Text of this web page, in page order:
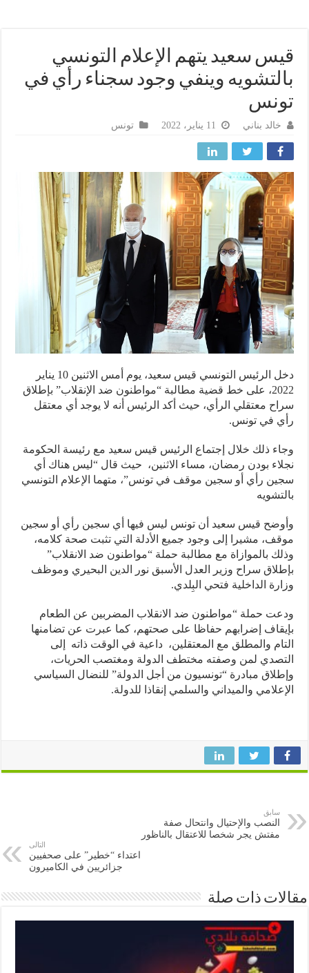
سعيد يتهم الإعلام التونسي
وينفي وجود سجناء رأي في
خالد بناني تونس
دخل الرئيس التونسي قيس سعيد، يوم أمس الاثنين 10 يناير
2022، على خط قضية مطالبة “مواطنون ضد الإنقلاب” بإطلاق
معتقلي الرأي، حيث أكد الرئيس أنه لا يوجد أي معتقل
في تونس.
ذلك خلال إجتماع الرئيس قيس سعيد مع رئيسة الحكومة
بودن رمضان، مساء الاثنين، حيث قال “ليس هناك أي
رأي أو سجين موقف في تونس”، متهما الإعلام التونسي
قيس سعيد أن تونس ليس فيها أي سجين رأي أو سجين
مشيرا إلى وجود جميع الأدلة التي تثبت صحة كلامه،
بالموازاة مع مطالبة حملة “مواطنون ضد الانقلاب”
سراح وزير العدل الأسبق نور الدين البحيري وموظف
الداخلية فتحي البِلدي.
حملة “مواطنون ضد الانقلاب المضربين عن الطعام
إضرابهم حفاظا على صحتهم، كما عبرت عن تضامنها
والمطلق مع المعتقلين، داعية في الوقت ذاته إلى
لمن وصفته مختطف الدولة ومغتصب الحريات،
مبادرة “تونسيون من أجل الدولة” للنضال السياسي
والميداني والسلمي إنقاذا للدولة.
النصب والإحتيال وانتحال صفة
مفتش يجر شخصا للاعتقال بالناظور
اعتداء “خطير” على صحفيين
جزائريين في الكاميرون
ذات صلة